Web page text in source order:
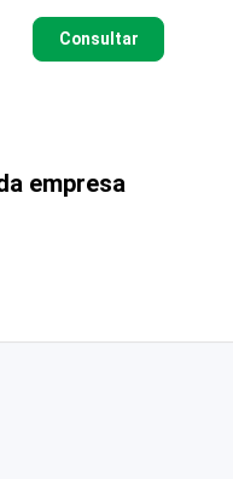
Consultar
empresa